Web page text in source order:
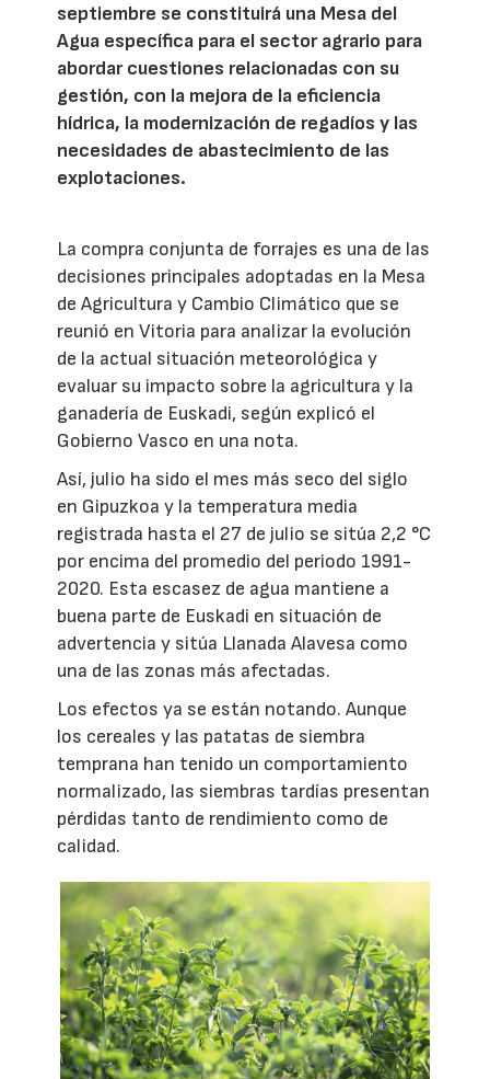
septiembre se constituirá una Mesa del
Agua específica para el sector agrario para
abordar cuestiones relacionadas con su
gestión, con la mejora de la eficiencia
hídrica, la modernización de regadíos y las
necesidades de abastecimiento de las
explotaciones.
La compra conjunta de forrajes es una de las
decisiones principales adoptadas en la Mesa
de Agricultura y Cambio Climático que se
reunió en Vitoria para analizar la evolución
de la actual situación meteorológica y
evaluar su impacto sobre la agricultura y la
ganadería de Euskadi, según explicó el
Gobierno Vasco en una nota.
Así, julio ha sido el mes más seco del siglo
en Gipuzkoa y la temperatura media
registrada hasta el 27 de julio se sitúa 2,2 °C
por encima del promedio del periodo 1991-
2020. Esta escasez de agua mantiene a
buena parte de Euskadi en situación de
advertencia y sitúa Llanada Alavesa como
una de las zonas más afectadas.
Los efectos ya se están notando. Aunque
los cereales y las patatas de siembra
temprana han tenido un comportamiento
normalizado, las siembras tardías presentan
pérdidas tanto de rendimiento como de
calidad.